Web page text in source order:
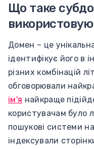
Що таке
Домен – це
ідентифікує його в
різних комбінацій
обговорювали
ім'я найкраще
користувачам було
пошукові системи
індексували